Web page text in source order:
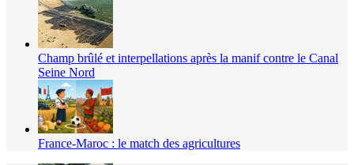
Champ brûlé et interpellations après la manif contre le Canal
Seine Nord
France-Maroc : le match des agricultures